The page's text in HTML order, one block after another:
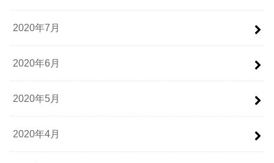
2020年7月
2020年6月
2020年5月
2020年4月